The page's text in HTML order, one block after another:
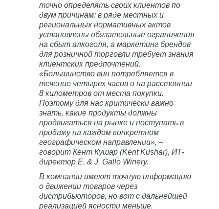
точно определять своих клиентов по
двум причинам: в ряде местных и
региональных нормативных актов
установлены обязательные ограничения
на сбыт алкоголя, а маркетинг брендов
для розничной торговли требует знания
клиентских предпочтений.
«Большинство вин потребляется в
течение четырех часов и на расстоянии
8 километров от места покупки.
Поэтому для нас критически важно
знать, какие продукты должны
продвигаться на рынке и поступать в
продажу на каждом конкретном
географическом направлении», –
говорит Кент Кушар (Kent Kushar), ИТ-
директор E. & J. Gallo Winery.
В компании имеют точную информацию
о движении товаров через
дистрибьюторов, но вот с дальнейшей
реализацией ясности меньше.